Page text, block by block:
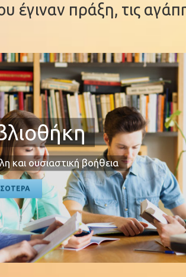
έγιναν πράξη, τις
και ουσιαστική βοήθεια